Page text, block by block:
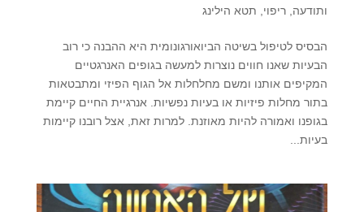
ותודעה ריפוי תטא הילינג
הבסיס לטיפול בשיטה הביואורגונומית היא ההבנה כי רוב
הבעיות שאנו חווים נוצרות למעשה בגופים האנרגטיים
המקיפים אותנו ומשם מחלחלות אל הגוף הפיזי ומתבטאות
בתור מחלות פיזיות או בעיות נפשיות. אנרגיית החיים קיימת
בגופנו ואמורה להיות מאוזנת. למרות זאת, אצל רובנו קיימות
בעיות...